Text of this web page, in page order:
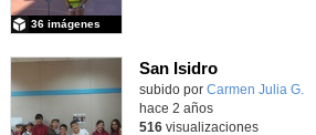
36 imágenes
San Isidro
subido por Carmen Julia G.
hace 2 años
516visualizaciones